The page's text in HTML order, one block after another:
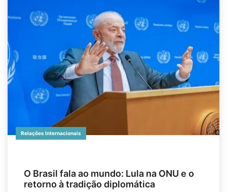
Relações Internacionais
O Brasil fala ao mundo: Lula na ONU e o
retorno à tradição diplomática